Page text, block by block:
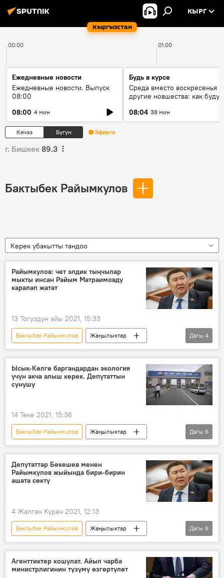
Кыргызстан
КЫРГ
00:00 01:00
Ежедневные новости
Ежедневные новости. Выпуск
08:00
08:00 4 мин
Будь в курсе
Среда вместо воскресенья и
другие новшества: как будут
08:04 38 мин
Кечээ Бүгүн Эфирге
г. Бишкек 89.3
Бактыбек Райымкулов
Керек убакытты тандоо
Райымкулов: чет элдик тыңчылар
мыкты инсан Райым Матраимовду
каралап жатат
13 Тогуздун айы 2021, 15:33
Бактыбек Райымкулов
Жаңылыктар
Кыргызстан
Саясат
Райымбек Матраимов
Дагы 4
Ысык-Көлгө баргандардан экология
үчүн акча алыш керек. Депутаттын
сунушу
14 Теке 2021, 15:36
Бактыбек Райымкулов
Жаңылыктар
Коом
Кыргызстан
экология
төлөм
сунуш
Дагы 6
Депутаттар Бекешев менен
Райымкулов жыйында бири-бирин
ашата сөктү
4 Жалган Куран 2021, 12:13
Бактыбек Райымкулов
Жаңылыктар
Кыргызстан
Саясат
Дастан Бекешев
сөгүш
депутаттар
жыйын
Дагы 6
Агенттиктер кошулат. Айыл чарба
министрлигинин түзүмү өзгөртүлөт